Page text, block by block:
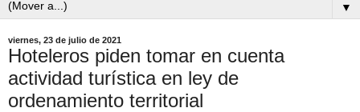
▼
viernes, 23 de julio de 2021
Hoteleros piden tomar en cuenta
actividad turística en ley de
ordenamiento territorial